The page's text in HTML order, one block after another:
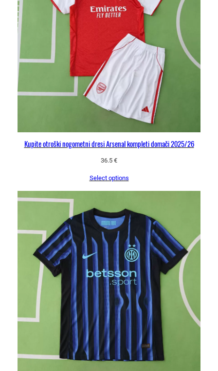
6
–
m
a
c
a
o
č
Kupite otroški nogometni dresi Arsenal kompleti domači 2025/26
36.5 €
Select options